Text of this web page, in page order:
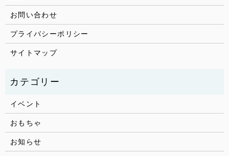
お問い合わせ
プライバシーポリシー
サイトマップ
イベント
おもちゃ
お知らせ